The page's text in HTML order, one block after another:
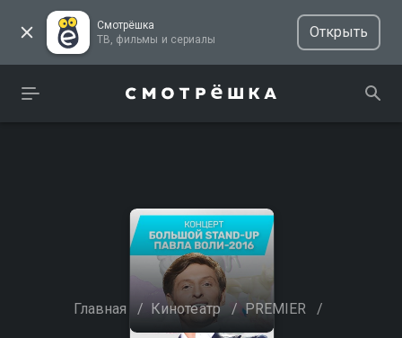
Смотрёшка
ТВ, фильмы и сериалы
Открыть
Главная / Кинотеатр / PREMIER /